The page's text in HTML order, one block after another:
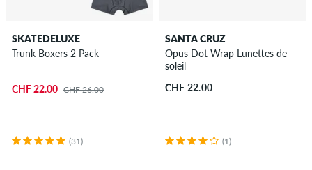
SKATEDELUXE
Trunk Boxers 2 Pack
CHF 22.00 CHF 26.00
(31)
SANTA CRUZ
Opus Dot Wrap Lunettes de
soleil
CHF 22.00
(1)